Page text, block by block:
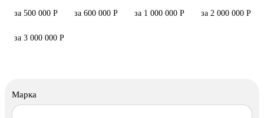
за 500 000 Р за 600 000 Р за 1 000 000 Р за 2 000 000 Р
за 3 000 000 Р
Марка